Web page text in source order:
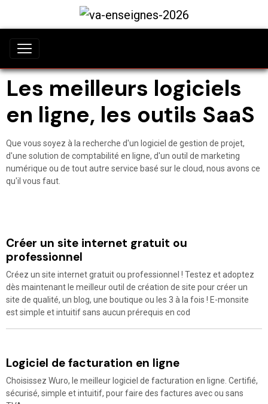
Les meilleurs logiciels
en ligne, les outils SaaS
Que vous soyez à la recherche d'un logiciel de gestion de projet,
d'une solution de comptabilité en ligne, d'un outil de marketing
numérique ou de tout autre service basé sur le cloud, nous avons ce
qu'il vous faut.
Créer un site internet gratuit ou
professionnel
Créez un site internet gratuit ou professionnel ! Testez et adoptez
dès maintenant le meilleur outil de création de site pour créer un
site de qualité, un blog, une boutique ou les 3 à la fois ! E-monsite
est simple et intuitif sans aucun prérequis en cod
Logiciel de facturation en ligne
Choisissez Wuro, le meilleur logiciel de facturation en ligne. Certifié,
sécurisé, simple et intuitif, pour faire des factures avec ou sans